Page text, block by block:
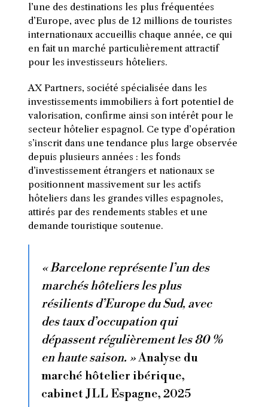
l’une des destinations les plus fréquentées
d’Europe, avec plus de 12 millions de touristes
internationaux accueillis chaque année, ce qui
en fait un marché particulièrement attractif
pour les investisseurs hôteliers.
AX Partners, société spécialisée dans les
investissements immobiliers à fort potentiel de
valorisation, confirme ainsi son intérêt pour le
secteur hôtelier espagnol. Ce type d’opération
s’inscrit dans une tendance plus large observée
depuis plusieurs années : les fonds
d’investissement étrangers et nationaux se
positionnent massivement sur les actifs
hôteliers dans les grandes villes espagnoles,
attirés par des rendements stables et une
demande touristique soutenue.
« Barcelone représente l’un des
marchés hôteliers les plus
résilients d’Europe du Sud, avec
des taux d’occupation qui
dépassent régulièrement les 80 %
en haute saison. »Analyse du
marché hôtelier ibérique,
cabinet JLL Espagne, 2025